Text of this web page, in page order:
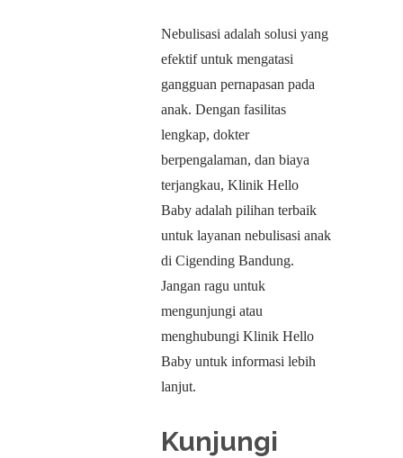
Nebulisasi adalah solusi yang
efektif untuk mengatasi
gangguan pernapasan pada
anak. Dengan fasilitas
lengkap, dokter
berpengalaman, dan biaya
terjangkau, Klinik Hello
Baby adalah pilihan terbaik
untuk layanan nebulisasi anak
di Cigending Bandung.
Jangan ragu untuk
mengunjungi atau
menghubungi Klinik Hello
Baby untuk informasi lebih
lanjut.
Kunjungi